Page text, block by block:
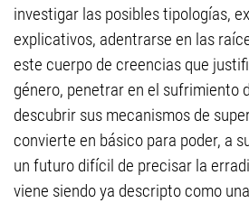
investigar las posibles tipologías,
explicativos, adentrarse en las
este cuerpo de creencias que
género, penetrar en el sufrimiento
descubrir sus mecanismos de
convierte en básico para poder, a
un futuro difícil de precisar la
viene siendo ya descripto como